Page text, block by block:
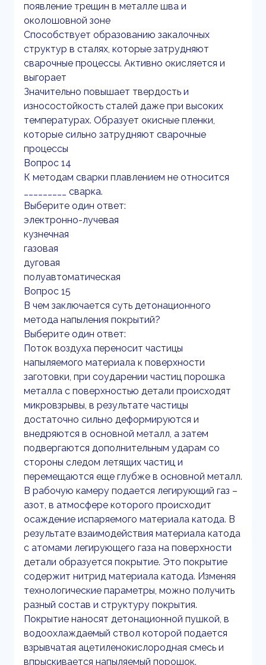
появление трещин в металле шва и
околошовной зоне
Способствует образованию закалочных
структур в сталях, которые затрудняют
сварочные процессы. Активно окисляется и
выгорает
Значительно повышает твердость и
износостойкость сталей даже при высоких
температурах. Образует окисные пленки,
которые сильно затрудняют сварочные
процессы
Вопрос 14
К методам сварки плавлением не относится
_________ сварка.
Выберите один ответ:
электронно-лучевая
кузнечная
газовая
дуговая
полуавтоматическая
Вопрос 15
В чем заключается суть детонационного
метода напыления покрытий?
Выберите один ответ:
Поток воздуха переносит частицы
напыляемого материала к поверхности
заготовки, при соударении частиц порошка
металла с поверхностью детали происходят
микровзрывы, в результате частицы
достаточно сильно деформируются и
внедряются в основной металл, а затем
подвергаются дополнительным ударам со
стороны следом летящих частиц и
перемещаются еще глубже в основной металл.
В рабочую камеру подается легирующий газ –
азот, в атмосфере которого происходит
осаждение испаряемого материала катода. В
результате взаимодействия материала катода
с атомами легирующего газа на поверхности
детали образуется покрытие. Это покрытие
содержит нитрид материала катода. Изменяя
технологические параметры, можно получить
разный состав и структуру покрытия.
Покрытие наносят детонационной пушкой, в
водоохлаждаемый ствол которой подается
взрывчатая ацетиленокислородная смесь и
впрыскивается напыляемый порошок.